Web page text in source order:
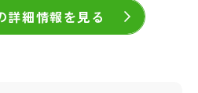
詳細情報を見る